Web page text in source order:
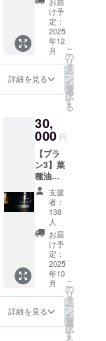
ト進捗
レポー
トメー
ルを毎
月送信
しま
載サイ
ズ 12ポ
イント
（50音
順） ・
時、希
望の方
載を希
望され
るお名
前とふ
りがな
をご記
入くだ
さい。
■プロ
ジェク
ト進捗
レポー
トメー
ルを毎
月送信
しま
ファン
ディン
グ感謝
掲示板
にお名
前掲載
（希望
・掲載
期間：
事業が
存続す
る限り
・掲載
方法：
文字の
み、掲
載サイ
ズ 12ポ
イント
（50音
順） ・
支援
時、希
は備考
欄に掲
加 ！
！！
【プラ
ン２】
菜種油
を使っ
た焼き
菓子 1
万円
出来上
がった
菜種油
を使っ
た焼き
菓子
「菜種
油を味
わう
クッ
キー
（80g）
（「食
堂つき
とおひ
さま」
をはじ
け予
定：
2025
年12
月
詳細を見る
こ
の
リ
タ
ー
ン
を
選
択
す
る
30,
000 円
【プラ
ン3】菜
種油２
合瓶
（330g)
3万円
コース
出来上
がった
菜種油
を２合
瓶に詰
め、発
送しま
す。ク
支援
者：
138
人
お届
け予
定：
2025
年10
月
詳細を見る
こ
の
リ
タ
ー
ン
を
選
択
す